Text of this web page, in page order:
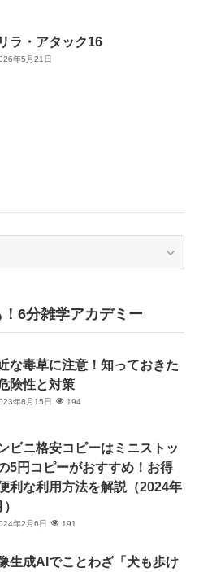
ラ・アタック16
年5月21日
6分雑学アカデミー
な毒草に注意！知っておきた
険性と対策
年8月15日 194
ビニ格安コピーはミニストッ
5円コピーがおすすめ！お得
利な利用方法を解説（2024年
年2月6日 191
生成AIでことわざ「犬も歩け